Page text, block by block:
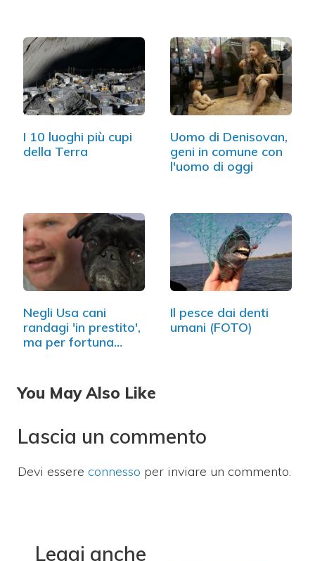
I 10 luoghi più cupi
della Terra
Uomo di Denisovan,
geni in comune con
l'uomo di oggi
Negli Usa cani
randagi 'in prestito',
ma per fortuna…
Il pesce dai denti
umani (FOTO)
You May Also Like
Lascia un commento
Devi essere connesso per inviare un commento.
Leggi anche